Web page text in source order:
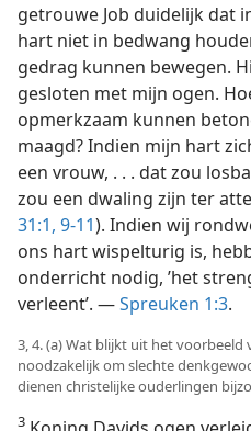
getrouwe Job duidelijk dat
hart niet in bedwang
gedrag kunnen bewegen.
gesloten met mijn ogen.
opmerkzaam kunnen
maagd? Indien mijn hart
een vrouw, . . . dat zou
zou een dwaling zijn ter
31:1, 9-11). Indien wij
ons hart wispelturig is,
onderricht nodig, ’het
verleent’. —Spreuken 1:3.
3, 4. (a) Wat blijkt uit het voorbeeld
noodzakelijk om slechte
dienen christelijke ouderlingen
3